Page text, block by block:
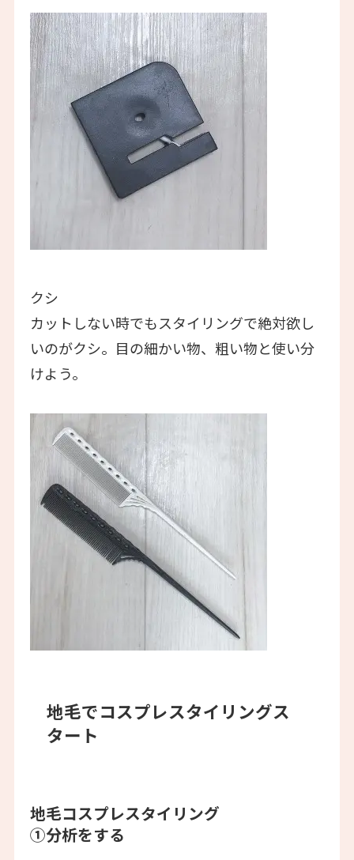
クシ
カットしない時でもスタイリングで絶対欲し
いのがクシ。目の細かい物、粗い物と使い分
けよう。
地毛でコスプレスタイリングス
タート
地毛コスプレスタイリング
①分析をする